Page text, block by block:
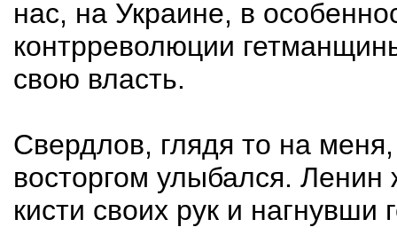
нас, на Украине, в
контрреволюции
свою власть.
Свердлов, глядя то на
восторгом улыбался.
кисти своих рук и